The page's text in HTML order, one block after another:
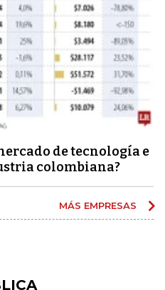
de tecnología e
colombiana?
MÁS EMPRESAS